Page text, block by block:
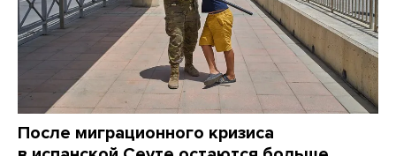
После миграционного кризиса